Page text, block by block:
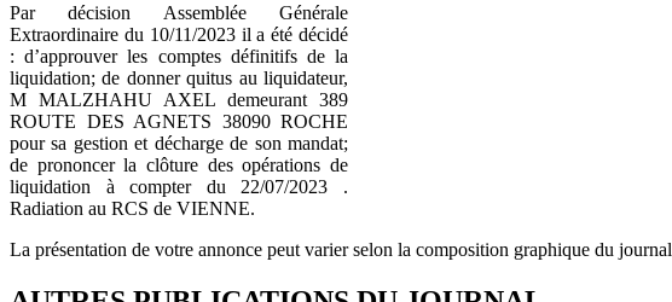
Par décision Assemblée Générale
Extraordinaire du 10/11/2023 il a été décidé
: d’approuver les comptes définitifs de la
liquidation; de donner quitus au liquidateur,
M MALZHAHU AXEL demeurant 389
ROUTE DES AGNETS 38090 ROCHE
pour sa gestion et décharge de son mandat;
de prononcer la clôture des opérations de
liquidation à compter du 22/07/2023 .
Radiation au RCS de VIENNE.
La présentation de votre annonce peut varier selon la composition graphique du journal